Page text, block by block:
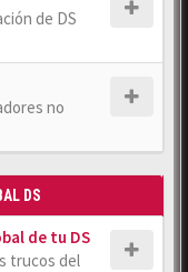
de DS
no
DS
de tu DS
trucos del